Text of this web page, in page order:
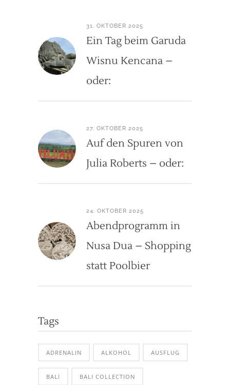
31. OKTOBER 2025
Ein Tag beim Garuda
Wisnu Kencana –
oder:
27. OKTOBER 2025
Auf den Spuren von
Julia Roberts – oder:
24. OKTOBER 2025
Abendprogramm in
Nusa Dua – Shopping
statt Poolbier
Tags
ADRENALIN ALKOHOL AUSFLUG
BALI BALI COLLECTION